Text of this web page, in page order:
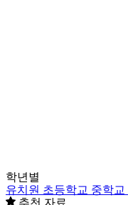
학년별
유치원 초등학교 중학교